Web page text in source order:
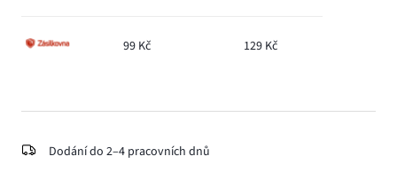
99 Kč 129 Kč
Dodání do 2–4 pracovních dnů